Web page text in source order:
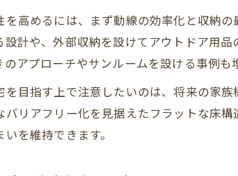
注
家
注
を高めるには、まず動線の効率化と収納
設計や、外部収納を設けてアウトドア用
のアプローチやサンルームを設ける事例も
を目指す上で注意したいのは、将来の家
バリアフリー化を見据えたフラットな床
を維持できます。